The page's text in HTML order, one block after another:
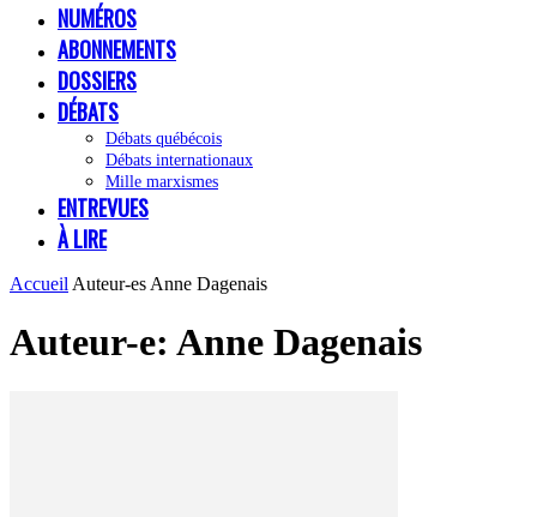
NUMÉROS
ABONNEMENTS
DOSSIERS
DÉBATS
Débats québécois
Débats internationaux
Mille marxismes
ENTREVUES
À LIRE
Accueil Auteur-es Anne Dagenais
Auteur-e: Anne Dagenais